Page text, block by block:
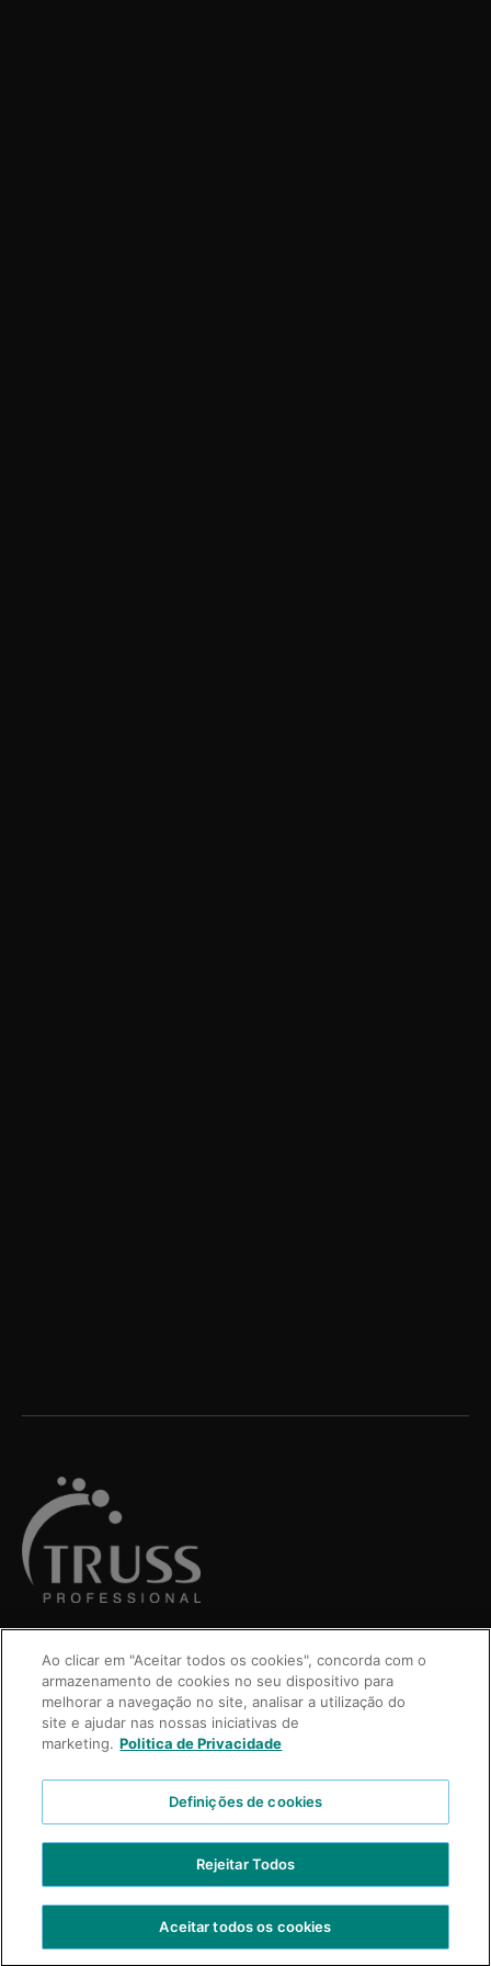
VIDEOS
CONTÁCTENOS
TRABAJE CON NOSOTROS
Ao clicar em "Aceitar todos os cookies", concorda com o
armazenamento de cookies no seu dispositivo para
melhorar a navegação no site, analisar a utilização do
site e ajudar nas nossas iniciativas de
marketing. Politica de Privacidade
Definições de cookies
Rejeitar Todos
Aceitar todos os cookies